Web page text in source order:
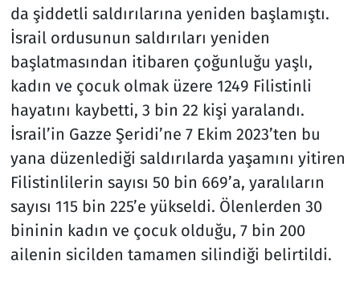
da şiddetli saldırılarına yeniden başlamıştı.
İsrail ordusunun saldırıları yeniden
başlatmasından itibaren çoğunluğu yaşlı,
kadın ve çocuk olmak üzere 1249 Filistinli
hayatını kaybetti, 3 bin 22 kişi yaralandı.
İsrail’in Gazze Şeridi’ne 7 Ekim 2023’ten bu
yana düzenlediği saldırılarda yaşamını yitiren
Filistinlilerin sayısı 50 bin 669’a, yaralıların
sayısı 115 bin 225’e yükseldi. Ölenlerden 30
bininin kadın ve çocuk olduğu, 7 bin 200
ailenin sicilden tamamen silindiği belirtildi.